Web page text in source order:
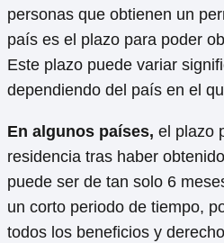
personas que obtienen un
país es el plazo para poder
Este plazo puede variar
dependiendo del país en el
En algunos países, el plazo
residencia tras haber
puede ser de tan solo 6
un corto periodo de tiempo,
todos los beneficios y